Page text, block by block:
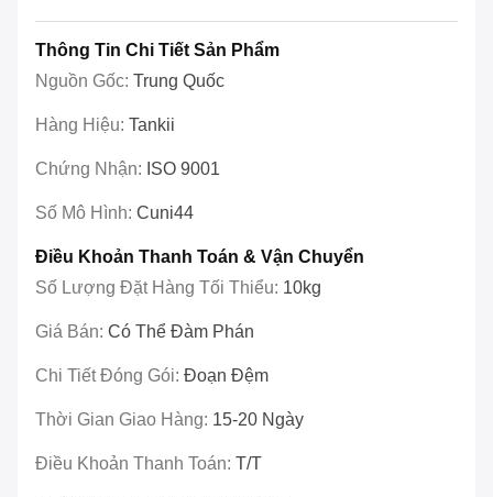
Thông Tin Chi Tiết Sản Phẩm
Nguồn Gốc: Trung Quốc
Hàng Hiệu: Tankii
Chứng Nhận: ISO 9001
Số Mô Hình: Cuni44
Điều Khoản Thanh Toán & Vận Chuyển
Số Lượng Đặt Hàng Tối Thiểu: 10kg
Giá Bán: Có Thể Đàm Phán
Chi Tiết Đóng Gói: Đoạn Đệm
Thời Gian Giao Hàng: 15-20 Ngày
Điều Khoản Thanh Toán: T/T